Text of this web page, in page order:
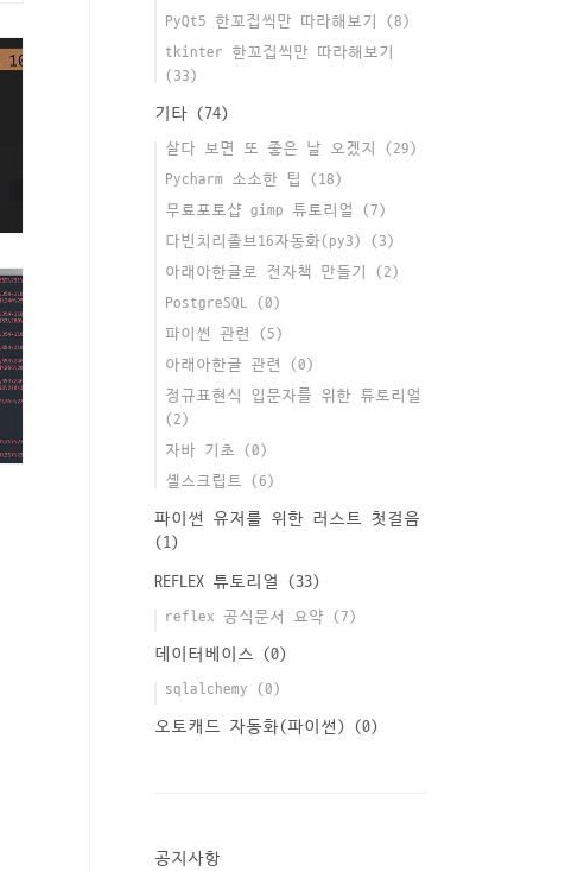
PyQt5 한꼬집씩만 따라해보기 (8)
tkinter 한꼬집씩만 따라해보기
(33)
기타 (74)
살다 보면 또 좋은 날 오겠지 (29)
Pycharm 소소한 팁 (18)
무료포토샵 gimp 튜토리얼 (7)
다빈치리졸브16자동화(py3) (3)
아래아한글로 전자책 만들기 (2)
PostgreSQL (0)
파이썬 관련 (5)
아래아한글 관련 (0)
정규표현식 입문자를 위한 튜토리얼
(2)
자바 기초 (0)
셸스크립트 (6)
파이썬 유저를 위한 러스트 첫걸음
(1)
REFLEX 튜토리얼 (33)
reflex 공식문서 요약 (7)
데이터베이스 (0)
sqlalchemy (0)
오토캐드 자동화(파이썬) (0)
공지사항